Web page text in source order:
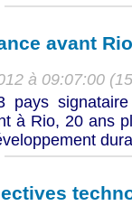
avant
à 09:07:00
pays
à Rio, 20 ans